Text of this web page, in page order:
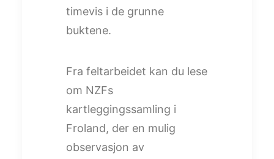
timevis i de grunne
buktene.
Fra feltarbeidet kan du lese
om NZFs
kartleggingssamling i
Froland, der en mulig
observasjon av